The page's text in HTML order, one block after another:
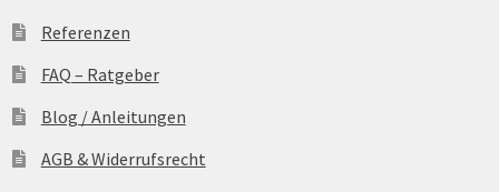
Referenzen
FAQ – Ratgeber
Blog / Anleitungen
AGB & Widerrufsrecht